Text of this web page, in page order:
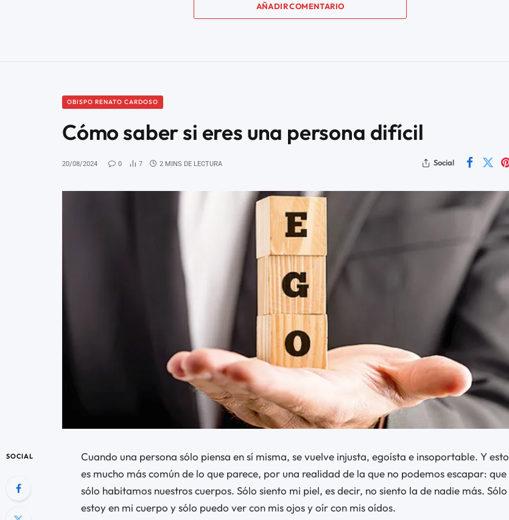
AÑADIR COMENTARIO
OBISPO RENATO CARDOSO
Cómo saber si eres una persona difícil
20/08/2024 0 7 2 MINS DE LECTURA Social
SOCIAL
Cuando una persona sólo piensa en sí misma, se vuelve injusta, egoísta e insoportable. Y esto
es mucho más común de lo que parece, por una realidad de la que no podemos escapar: que
sólo habitamos nuestros cuerpos. Sólo siento mi piel, es decir, no siento la de nadie más. Sólo
estoy en mi cuerpo y sólo puedo ver con mis ojos y oír con mis oídos.